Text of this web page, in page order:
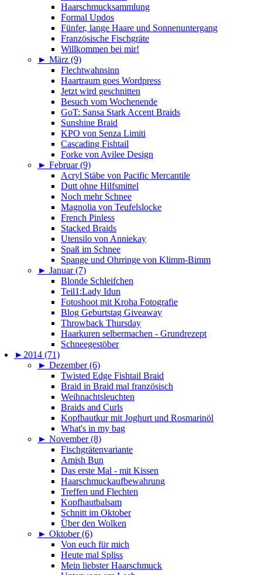
Haarschmucksammlung
Formal Updos
Fünfer, lange Haare und Sonnenuntergang
Französische Fischgräte
Willkommen bei mir!
► März (9)
Flechtwahnsinn
Haartraum goes Wordpress
Jetzt wird geschnitten
Besuch vom Wochenende
GoT: Sansa Stark Accent Braids
Sunshine Braid
KPO von Senza Limiti
Cascading Fishtail
Forke von Avilee Design
► Februar (9)
Acryl Stäbe von Pacific Mercantile
Dutt ohne Hilfsmittel
Noch mehr Schnee
Magnolia von Teufelslocke
French Pinless
Stacked Braids
Utensilo von Anniekay
Spaß im Schnee
Spange und Ohrringe von Klimm-Bimm
► Januar (7)
Blonde Schleifchen
Teil1:Lady Idun
Fotoshoot mit Kroha Fotografie
Blog Geburtstag Giveaway
Throwback Thursday
Haarkuren selbermachen - Grundrezept
Schneegestöber
► 2014 (71)
► Dezember (6)
Twisted Edge Fishtail Braid
Braid in Braid mal französisch
Weihnachtsleuchten
Braids and Curls
Kopfhautkur mit Joghurt und Rosmarinöl
What's in my bag
► November (8)
Fischgrätenvariante
Amish Bun
Das erste Mal - mit Kissen
Haarschmuckaufbewahrung
Treffen und Flechten
Kopfhautbalsam
Schnitt im Oktober
Über den Wolken
► Oktober (6)
Von euch für mich
Heute mal Spliss
Mein liebster Haarschmuck